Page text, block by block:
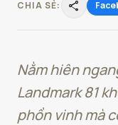
CHIA SẺ:
share
Nằm hiên
Landmark 81
phồn vinh mà